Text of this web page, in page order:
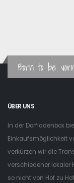
Born to be
ÜBER UNS
In der Dorfladenbox
Einkaufsmöglichkeit
verkürzen wir die
verschiedener lokaler
so nicht von Hof zu